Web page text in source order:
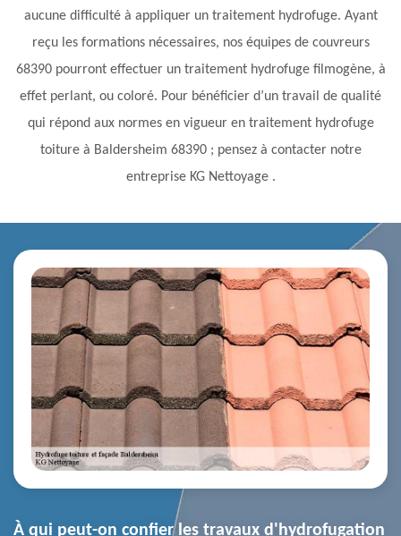
aucune difficulté à appliquer un traitement hydrofuge. Ayant
reçu les formations nécessaires, nos équipes de couvreurs
68390 pourront effectuer un traitement hydrofuge filmogène, à
effet perlant, ou coloré. Pour bénéficier d’un travail de qualité
qui répond aux normes en vigueur en traitement hydrofuge
toiture à Baldersheim 68390 ; pensez à contacter notre
entreprise KG Nettoyage .
À qui peut-on confier les travaux d'hydrofugation